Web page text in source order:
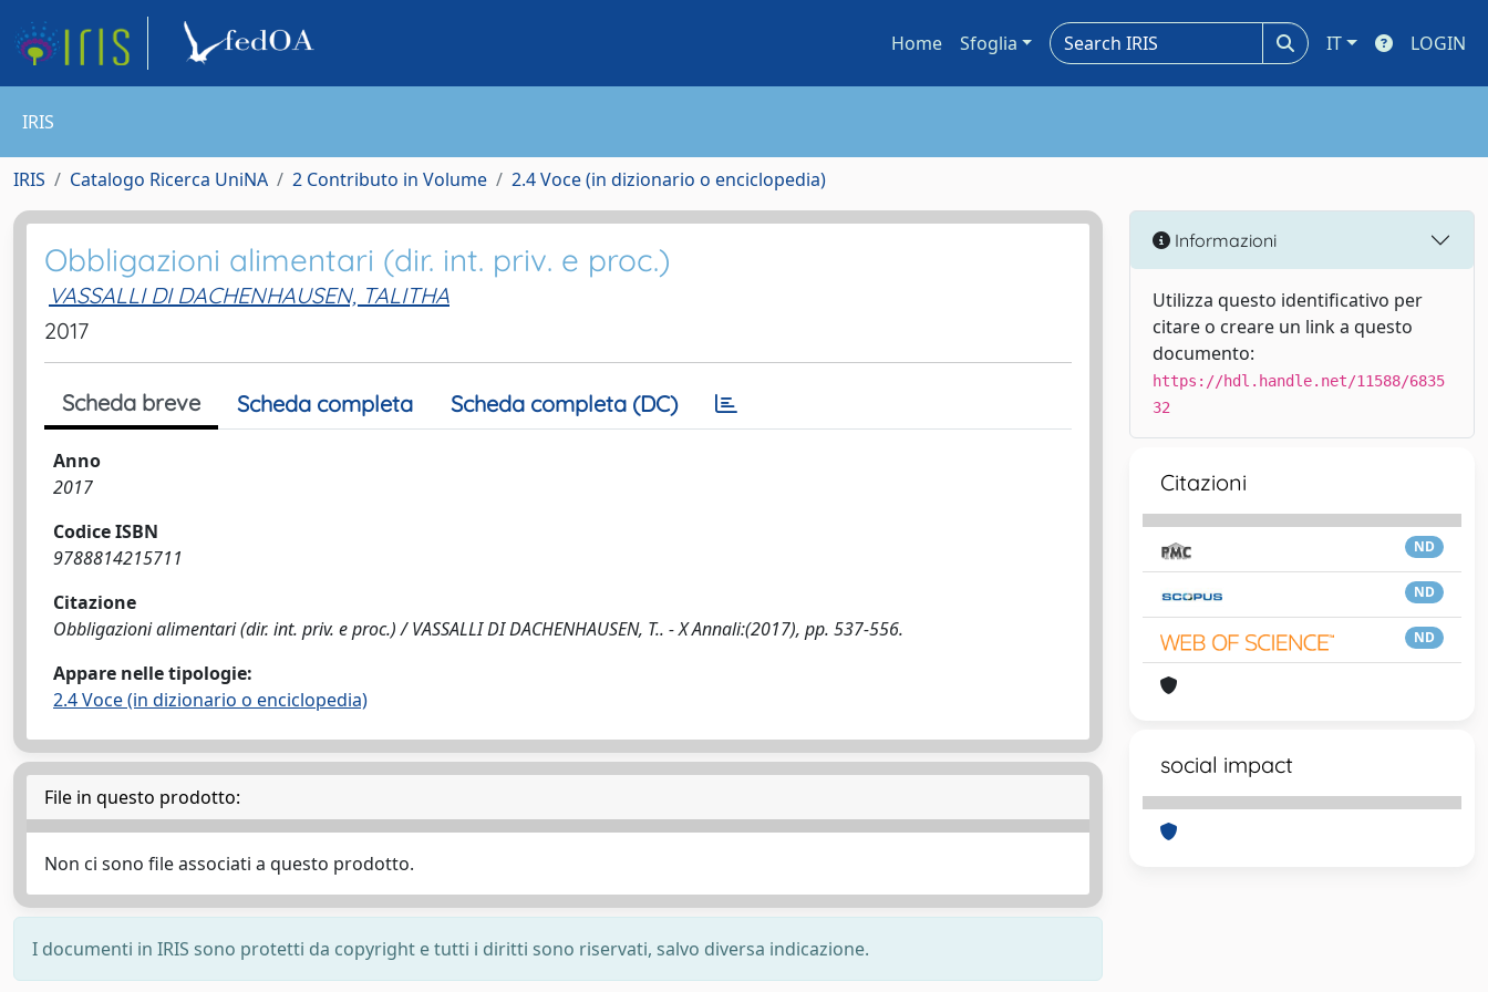
Home Sfoglia IT LOGIN
IRIS
IRIS Catalogo Ricerca UniNA 2 Contributo in Volume 2.4 Voce (in dizionario o enciclopedia)
Obbligazioni alimentari (dir. int. priv. e proc.)
VASSALLI DI DACHENHAUSEN, TALITHA
2017
Scheda breve Scheda completa Scheda completa (DC)
Anno
2017
Codice ISBN
9788814215711
Citazione
Obbligazioni alimentari (dir. int. priv. e proc.) / VASSALLI DI DACHENHAUSEN, T.. - X Annali:(2017), pp. 537-556.
Appare nelle tipologie:
2.4 Voce (in dizionario o enciclopedia)
File in questo prodotto:
Non ci sono file associati a questo prodotto.
I documenti in IRIS sono protetti da copyright e tutti i diritti sono riservati, salvo diversa indicazione.
Informazioni
Utilizza questo identificativo per
citare o creare un link a questo
documento:
https://hdl.handle.net/11588/6835
32
Citazioni
ND
ND
ND
social impact